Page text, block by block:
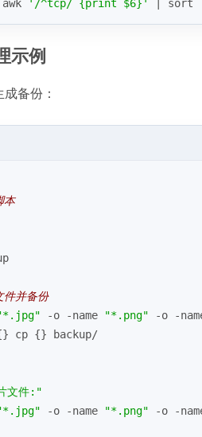
'/^tcp/ {print $6}' | sort
示例
备份：
本
并备份
-o -name "*.png" -o -
cp {} backup/
文件:"
-o -name "*.png" -o -